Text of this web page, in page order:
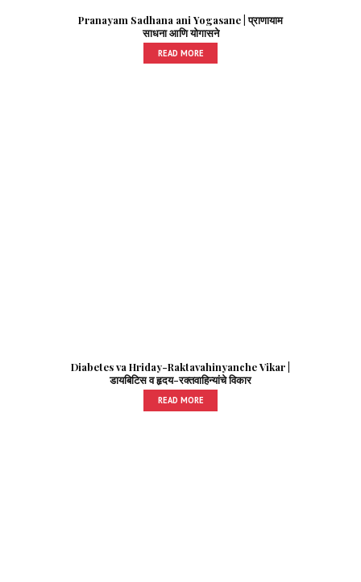
Pranayam Sadhana ani Yogasane | प्राणायाम
साधना आणि योगासने
READ MORE
Diabetes va Hriday-Raktavahinyanche Vikar |
डायबिटिस व हृदय-रक्तवाहिन्यांचे विकार
READ MORE